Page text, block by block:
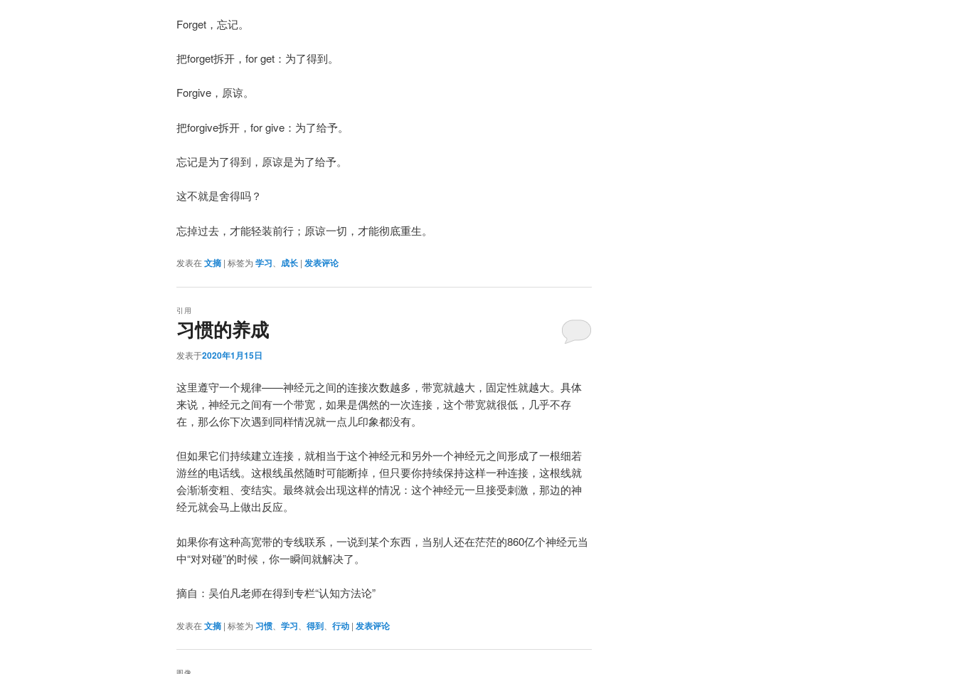
Forget，忘记。
把forget拆开，for get：为了得到。
Forgive，原谅。
把forgive拆开，for give：为了给予。
忘记是为了得到，原谅是为了给予。
这不就是舍得吗？
忘掉过去，才能轻装前行；原谅一切，才能彻底重生。
发表在文摘 | 标签为 学习 成长 | 发表评论
习惯的养成
引用
发表于2020年1月15日
这里遵守一个规律——神经元之间的连接次数越多，带宽就越大，固定性就越大。具体
来说，神经元之间有一个带宽，如果是偶然的一次连接，这个带宽就很低，几乎不存
在，那么你下次遇到同样情况就一点儿印象都没有。
但如果它们持续建立连接，就相当于这个神经元和另外一个神经元之间形成了一根细若
游丝的电话线。这根线虽然随时可能断掉，但只要你持续保持这样一种连接，这根线就
会渐渐变粗、变结实。最终就会出现这样的情况：这个神经元一旦接受刺激，那边的神
经元就会马上做出反应。
如果你有这种高宽带的专线联系，一说到某个东西，当别人还在茫茫的860亿个神经元当
中“对对碰”的时候，你一瞬间就解决了。
摘自：吴伯凡老师在得到专栏“认知方法论”
发表在文摘 | 标签为 习惯 学习 得到 行动 | 发表评论